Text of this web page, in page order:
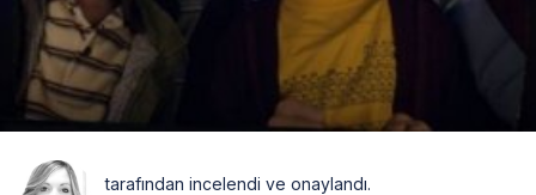
tarafından incelendi ve onaylandı.